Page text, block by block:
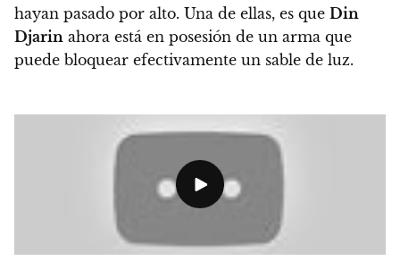
hayan pasado por alto. Una de ellas, es que Din
Djarin ahora está en posesión de un arma que
puede bloquear efectivamente un sable de luz.